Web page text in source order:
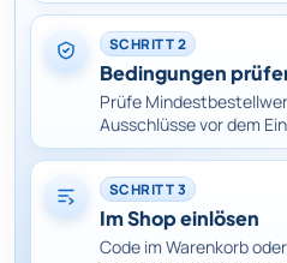
SCHRITT 2
Bedingungen
Prüfe
Ausschlüsse vor dem
SCHRITT 3
Im Shop einlösen
Code im Warenkorb